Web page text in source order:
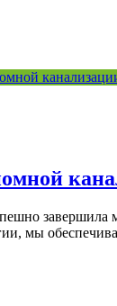
завершила
мы